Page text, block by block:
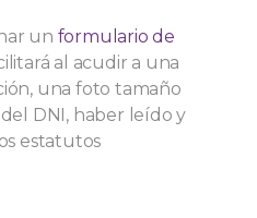
un formulario de
al acudir a una
una foto tamaño
DNI, haber leído y
estatutos